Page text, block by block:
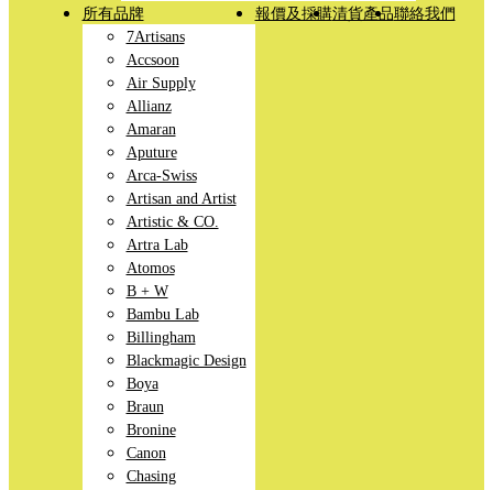
所有品牌
7Artisans
Accsoon
Air Supply
Allianz
Amaran
Aputure
Arca-Swiss
Artisan and Artist
Artistic & CO.
Artra Lab
Atomos
B + W
Bambu Lab
Billingham
Blackmagic Design
Boya
Braun
Bronine
Canon
Chasing
報價及採購清貨產品聯絡我們